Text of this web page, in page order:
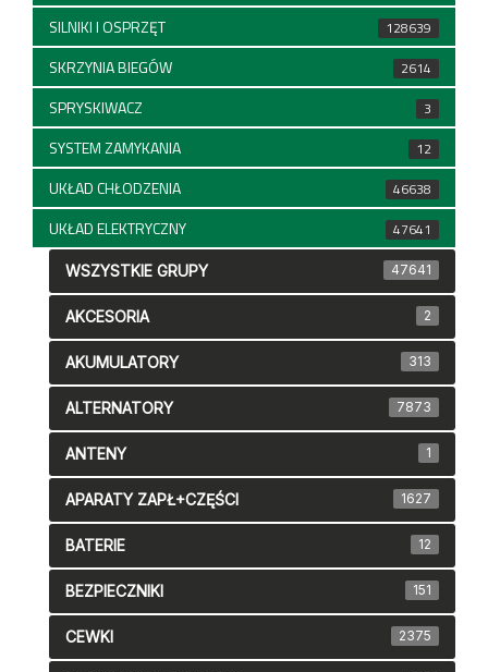
SILNIKI I OSPRZĘT 128639
SKRZYNIA BIEGÓW 2614
SPRYSKIWACZ 3
SYSTEM ZAMYKANIA 12
UKŁAD CHŁODZENIA 46638
UKŁAD ELEKTRYCZNY 47641
WSZYSTKIE GRUPY 47641
AKCESORIA 2
AKUMULATORY 313
ALTERNATORY 7873
ANTENY 1
APARATY ZAPŁ+CZĘŚCI 1627
BATERIE 12
BEZPIECZNIKI 151
CEWKI 2375